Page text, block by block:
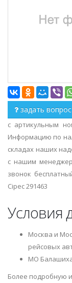
задать вопрос
с артикульным
Информацию по
складах наших
с нашим
звонок
Cipec 291463
Условия
Москва и
рейсовых
МО
Более подробную